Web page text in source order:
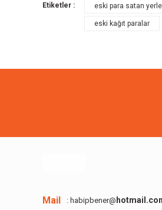
Ürün resmi kalitesiz,
Ürün açıklamasında eksik
Etiketler : eski para satan
eski kağıt paralar
Mail : habipbener@